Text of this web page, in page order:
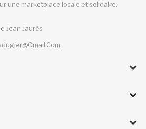
une marketplace locale et solidaire.
Jean Jaurès